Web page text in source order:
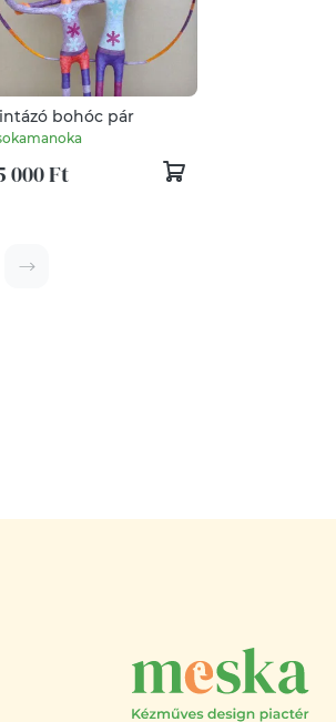
bohóc pár
000 Ft